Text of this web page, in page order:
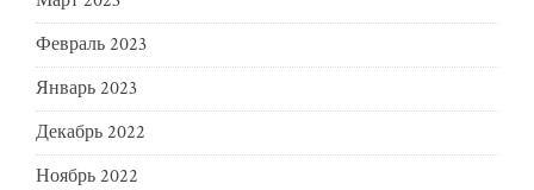
Февраль 2023
Январь 2023
Декабрь 2022
Ноябрь 2022